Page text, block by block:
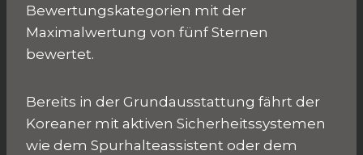
Bewertungskategorien mit der
Maximalwertung von fünf Sternen
bewertet.
Bereits in der Grundausstattung fährt der
Koreaner mit aktiven Sicherheitssystemen
wie dem Spurhalteassistent oder dem